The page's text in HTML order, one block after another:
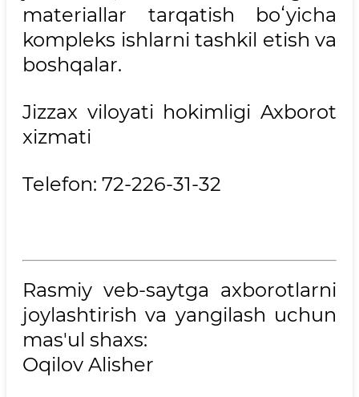
materiallar tarqatish boʻyicha
kompleks ishlarni tashkil etish va
boshqalar.
Jizzax viloyati hokimligi Axborot
xizmati
Telefon: 72-226-31-32
Rasmiy veb-saytga axborotlarni
joylashtirish va yangilash uchun
mas'ul shaxs:
Oqilov Alisher